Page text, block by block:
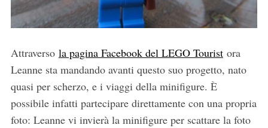
Attraverso la pagina Facebook del LEGO Touristora
Leanne sta mandando avanti questo suo progetto, nato
quasi per scherzo, e i viaggi della minifigure. È
possibile infatti partecipare direttamente con una propria
foto: Leanne vi invierà la minifigure per scattare la foto